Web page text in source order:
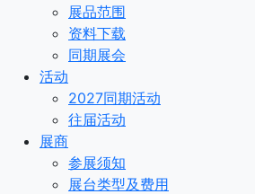
展品范围
资料下载
同期展会
活动
2027同期活动
往届活动
展商
参展须知
展台类型及费用